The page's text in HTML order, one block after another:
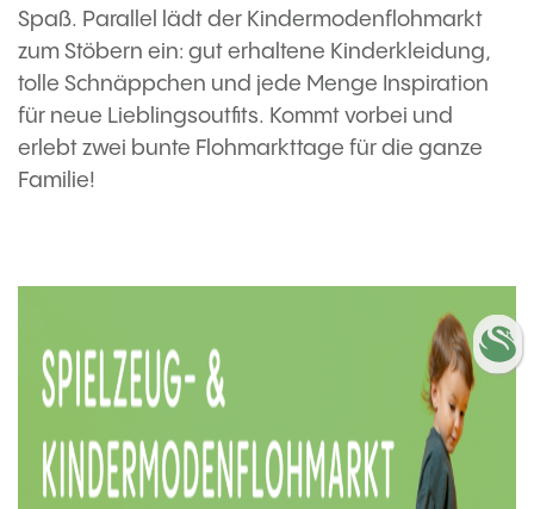
Spaß. Parallel lädt der Kindermodenflohmarkt
zum Stöbern ein: gut erhaltene Kinderkleidung,
tolle Schnäppchen und jede Menge Inspiration
für neue Lieblingsoutfits. Kommt vorbei und
erlebt zwei bunte Flohmarkttage für die ganze
Familie!